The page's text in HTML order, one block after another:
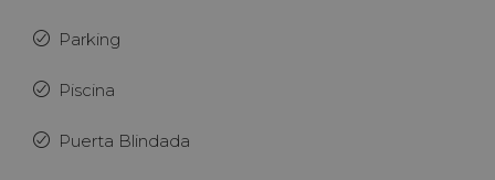
Parking
Piscina
Puerta Blindada